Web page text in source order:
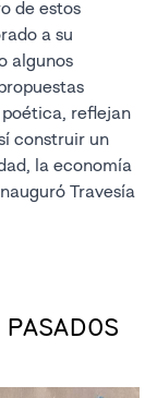
de estos
a su
algunos
reflejan
construir un
la economía
Travesía